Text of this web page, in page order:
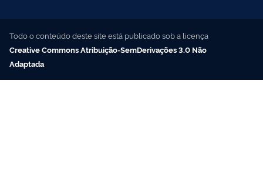
Todo o conteúdo deste site está publicado sob a licença
Creative Commons Atribuição-SemDerivações 3.0 Não
Adaptada